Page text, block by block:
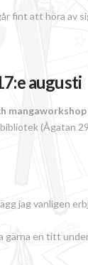
fint att höra av
augusti
(Ågatan
jag vanligen
gärna en titt